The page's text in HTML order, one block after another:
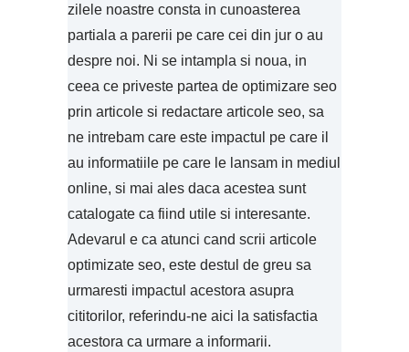
zilele noastre consta in cunoasterea
partiala a parerii pe care cei din jur o au
despre noi. Ni se intampla si noua, in
ceea ce priveste partea de optimizare seo
prin articole si redactare articole seo, sa
ne intrebam care este impactul pe care il
au informatiile pe care le lansam in mediul
online, si mai ales daca acestea sunt
catalogate ca fiind utile si interesante.
Adevarul e ca atunci cand scrii articole
optimizate seo, este destul de greu sa
urmaresti impactul acestora asupra
cititorilor, referindu-ne aici la satisfactia
acestora ca urmare a informarii.